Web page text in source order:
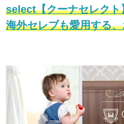
select【クーナセレクト
海外セレブも愛用する